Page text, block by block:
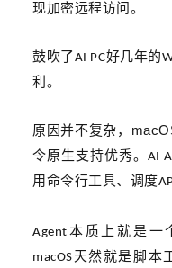
现加密远程访问。
鼓吹了 AI PC好几年的
利。
原因并不复杂，
令原生支持优秀。 AI
用命令行工具、调度
Agent 本质上就是一
macOS 天然就是脚本